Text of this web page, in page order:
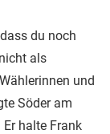
du noch
als
und
Söder am
halte Frank